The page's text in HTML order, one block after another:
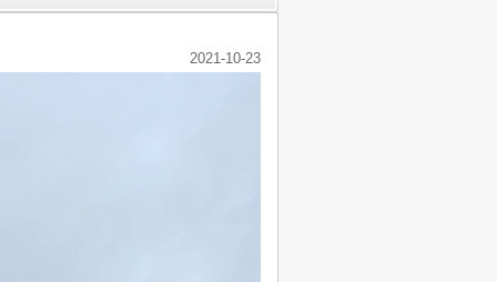
2021-10-23